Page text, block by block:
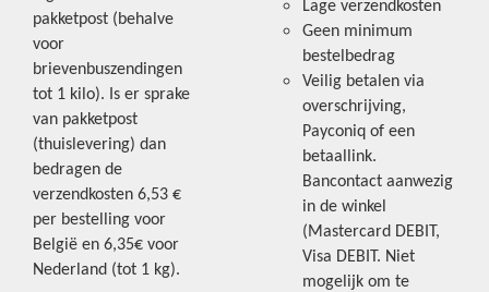
pakketpost (behalve
voor
brievenbuszendingen
tot 1 kilo). Is er sprake
van pakketpost
(thuislevering) dan
bedragen de
verzendkosten 6,53 €
per bestelling voor
België en 6,35€ voor
Nederland (tot 1 kg).
Lage verzendkosten
Geen minimum
bestelbedrag
Veilig betalen via
overschrijving,
Payconiq of een
betaallink.
Bancontact aanwezig
in de winkel
(Mastercard DEBIT,
Visa DEBIT. Niet
mogelijk om te